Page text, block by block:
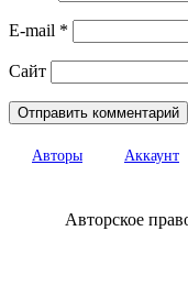
E-mail *
Сайт
Авторы Аккаунт
Авторское